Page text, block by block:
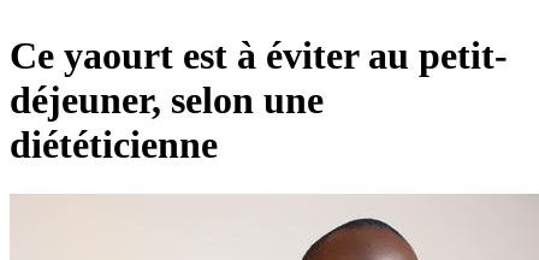
Ce yaourt est à éviter au petit-
déjeuner, selon une
diététicienne